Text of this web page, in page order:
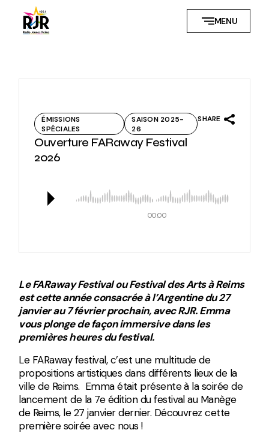
content
MENU
ÉMISSIONS
SPÉCIALES
SAISON 2025-
26
Ouverture FARaway Festival
2026
SHARE
00:00
Le FARaway Festival ou Festival des Arts à Reims
est cette année consacrée à l’Argentine du 27
janvier au 7 février prochain, avec RJR. Emma
vous plonge de façon immersive dans les
premières heures du festival.
Le FARaway festival, c’est une multitude de
propositions artistiques dans différents lieux de la
ville de Reims. Emma était présente à la soirée de
lancement de la 7e édition du festival au Manège
de Reims, le 27 janvier dernier. Découvrez cette
première soirée avec nous !